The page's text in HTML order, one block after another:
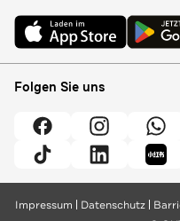
Folgen Sie uns
Impressum Datenschutz